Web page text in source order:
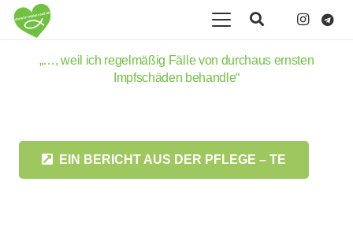
„…, weil ich regelmäßig Fälle von durchaus ernsten
Impfschäden behandle“
EIN BERICHT AUS DER PFLEGE – TE